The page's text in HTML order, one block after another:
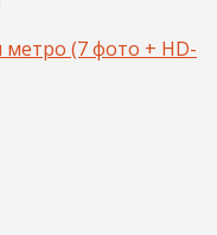
(7 фото + HD-